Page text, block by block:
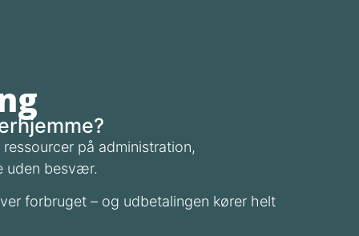
på administration,
uden besvær.
forbruget – og udbetalingen kører helt